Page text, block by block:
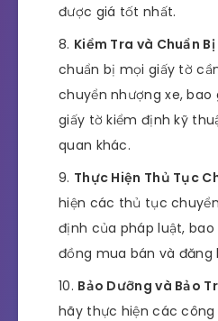
được giá tốt nhất.
Kiểm Tra và Chuẩn
chuẩn bị mọi giấy tờ
chuyển nhượng xe,
giấy tờ kiểm định kỹ
quan khác.
Thực Hiện Thủ Tục
hiện các thủ tục
định của pháp luật,
đồng mua bán và đăng
Bảo Dưỡng và Bảo
hãy thực hiện các công